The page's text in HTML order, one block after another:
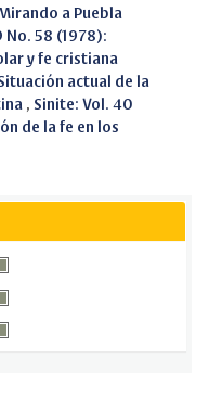
a Puebla
No. 58 (1978):
y fe cristiana
actual de la
, Sinite: Vol. 40
de la fe en los